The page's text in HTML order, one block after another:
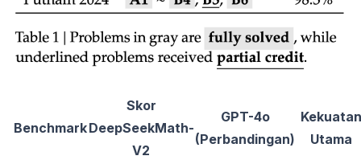
Benchmark
Skor
DeepSeekMath-
V2
GPT-4o
(Perbandingan)
Kekuatan
Utama